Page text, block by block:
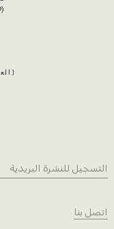
(2019).
اتصل بنا
التسجيل للنشرة البريدية